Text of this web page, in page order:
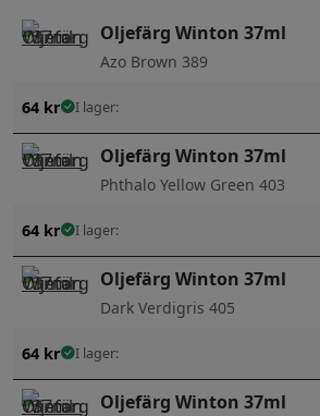
Oljefärg Winton 37ml
Azo Brown 389
64 kr I lager:
Oljefärg Winton 37ml
Phthalo Yellow Green 403
64 kr I lager:
Oljefärg Winton 37ml
Dark Verdigris 405
64 kr I lager:
Oljefärg Winton 37ml